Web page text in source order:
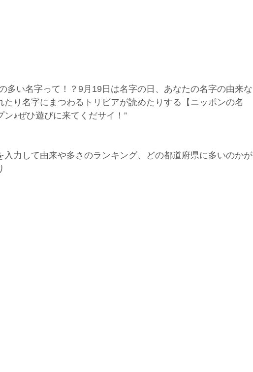
多い名字って！？9月19日は名字の日、あなたの名字の由来な
たり名字にまつわるトリビアが読めたりする【ニッポンの名
ン♪ぜひ遊びに来てくだサイ！”
入力して由来や多さのランキング、どの都道府県に多いのかが